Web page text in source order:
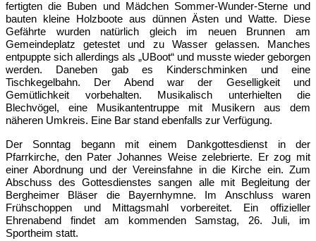
fertigten die Buben und Mädchen Sommer-Wunder-Sterne und
bauten kleine Holzboote aus dünnen Ästen und Watte. Diese
Gefährte wurden natürlich gleich im neuen Brunnen am
Gemeindeplatz getestet und zu Wasser gelassen. Manches
entpuppte sich allerdings als „UBoot“ und musste wieder geborgen
werden. Daneben gab es Kinderschminken und eine
Tischkegelbahn. Der Abend war der Geselligkeit und
Gemütlichkeit vorbehalten. Musikalisch unterhielten die
Blechvögel, eine Musikantentruppe mit Musikern aus dem
näheren Umkreis. Eine Bar stand ebenfalls zur Verfügung.
Der Sonntag begann mit einem Dankgottesdienst in der
Pfarrkirche, den Pater Johannes Weise zelebrierte. Er zog mit
einer Abordnung und der Vereinsfahne in die Kirche ein. Zum
Abschuss des Gottesdienstes sangen alle mit Begleitung der
Bergheimer Bläser die Bayernhymne. Im Anschluss waren
Frühschoppen und Mittagsmahl vorbereitet. Ein offizieller
Ehrenabend findet am kommenden Samstag, 26. Juli, im
Sportheim statt.